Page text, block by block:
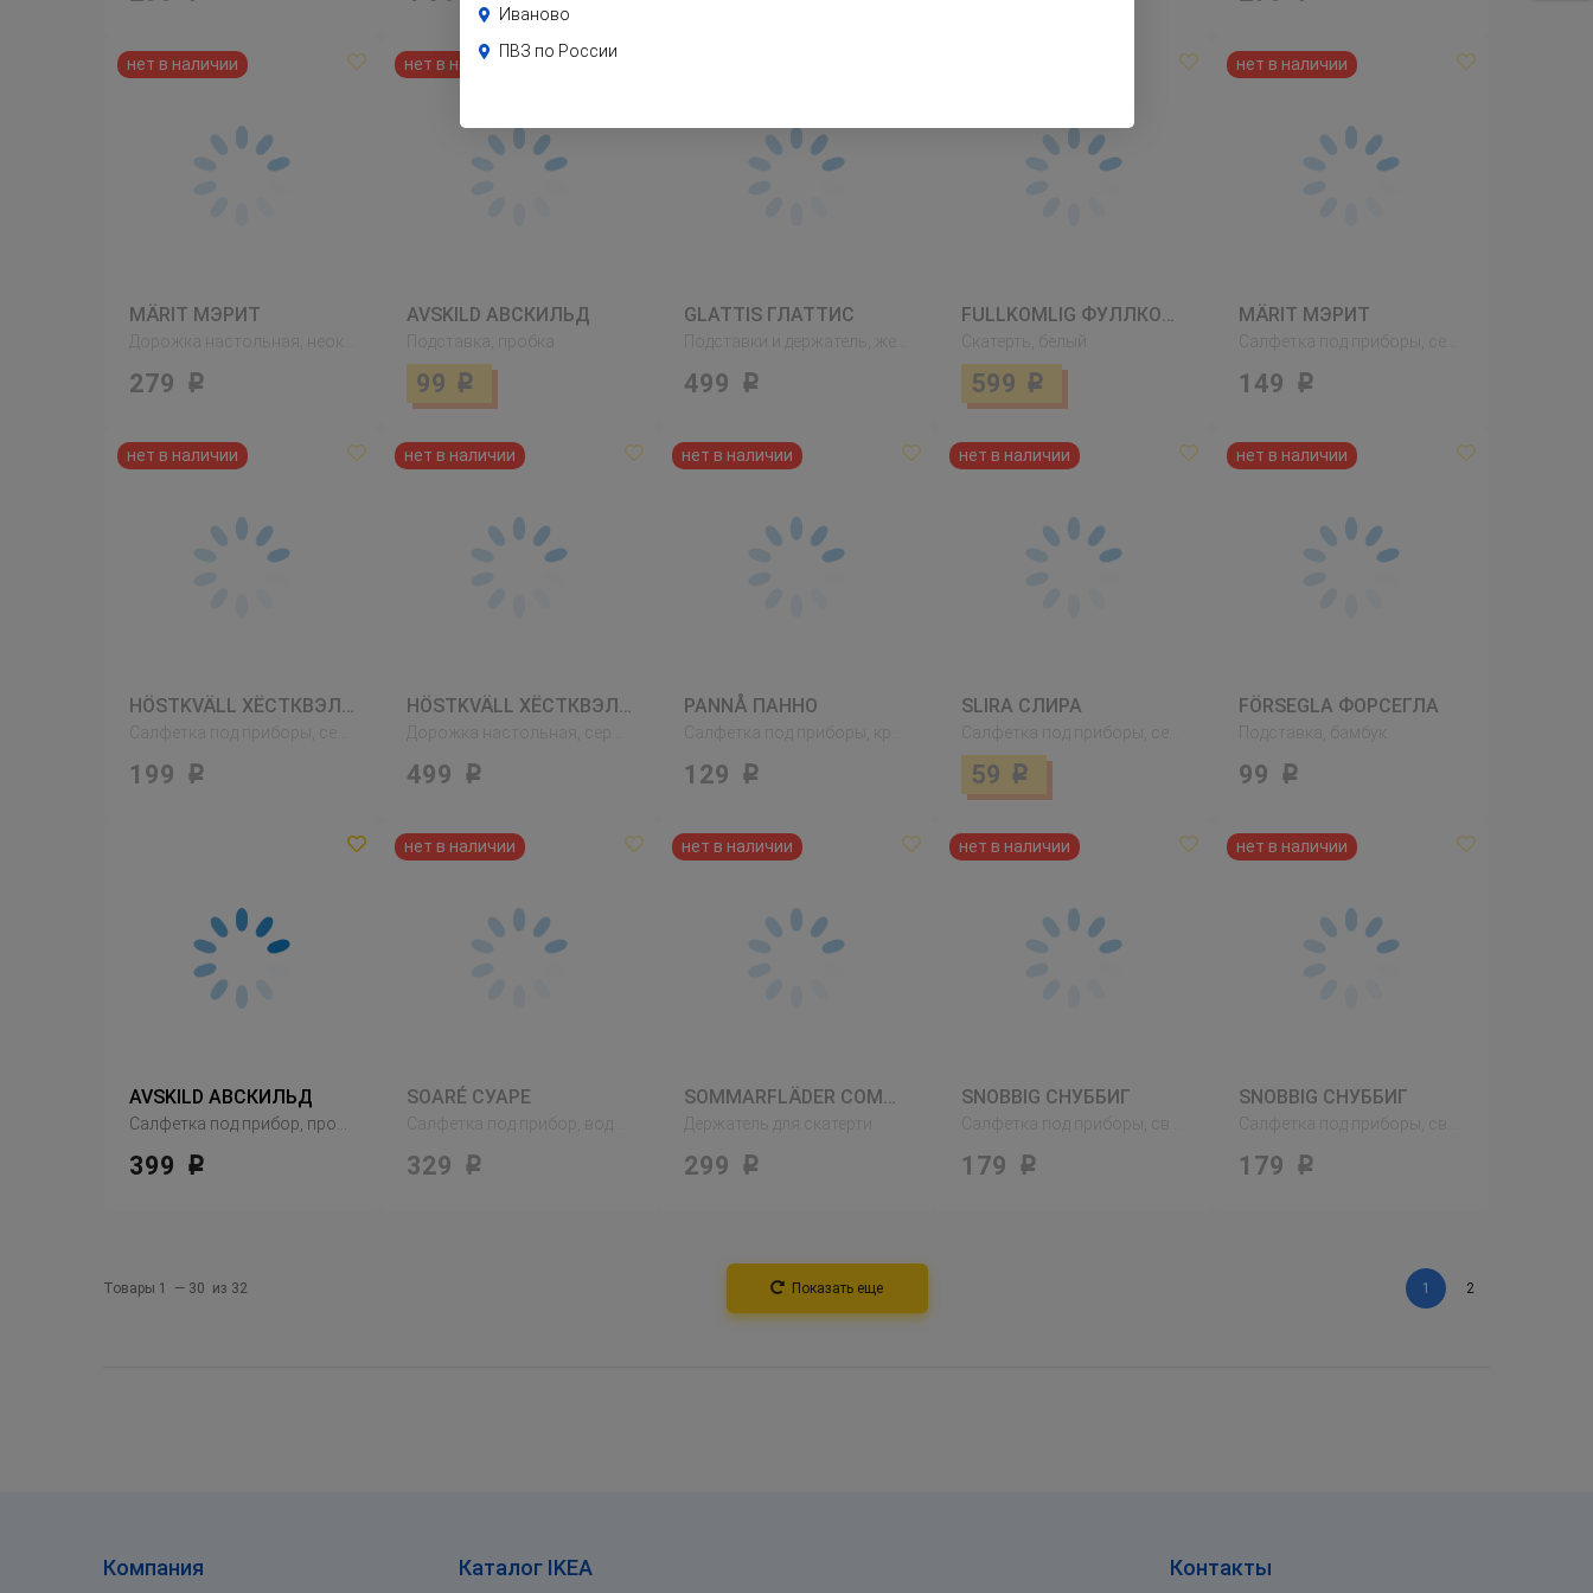
MÄRIT МЭРИТ
279 Р
AVSKILD АВСКИЛЬД
Подставка, пробка
99 Р
GLATTIS ГЛАТТИС
499 Р
Скатерть, белый
599 Р
MÄRIT МЭРИТ
149 Р
199 Р 499 Р
PANNÅ ПАННО
129 Р
SLIRA СЛИРА
59 Р
FÖRSEGLA ФОРСЕГЛА
Подставка, бамбук
99 Р
AVSKILD АВСКИЛЬД
399 Р
SOARÉ СУАРЕ
329 Р
Держатель для скатерти
299 Р
SNOBBIG СНУББИГ
179 Р
SNOBBIG СНУББИГ
179 Р
Товары 1 — 30 из 32 Показать еще 1 2
Иваново
ПВЗ по России
Компания Каталог IKEA Контакты